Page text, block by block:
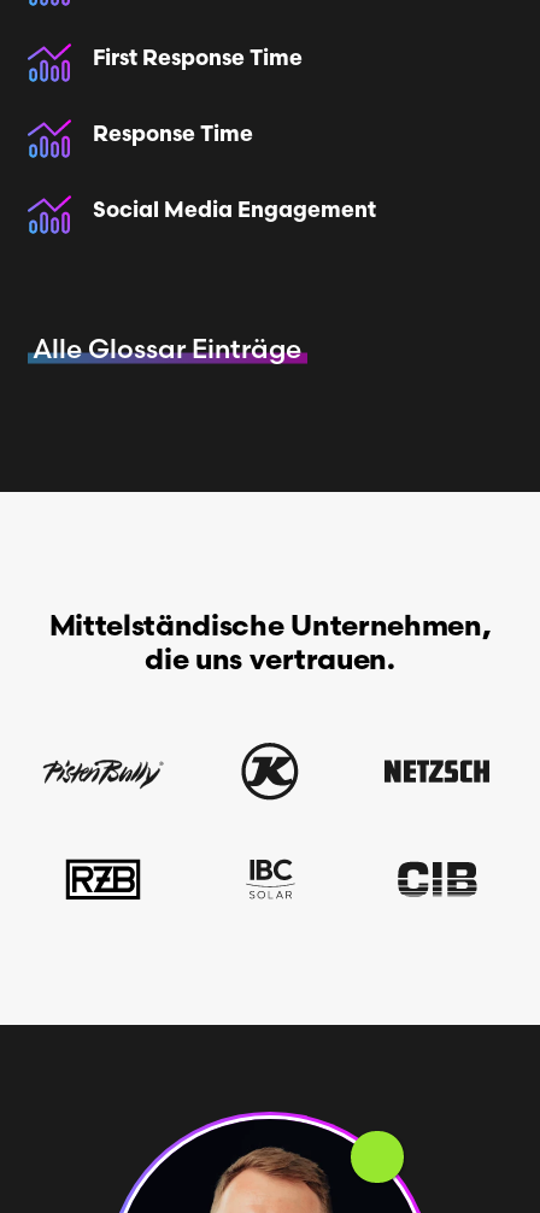
First Response Time
Response Time
Social Media Engagement
Alle Glossar Einträge
Mittelständische Unternehmen,
die uns vertrauen.